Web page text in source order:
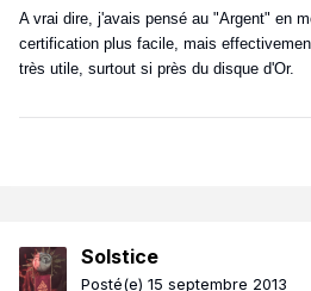
A vrai dire, j'avais pensé au "Argent" en
certification plus facile, mais
très utile, surtout si près du disque d'Or.
Solstice
Posté(e) 15 septembre 2013